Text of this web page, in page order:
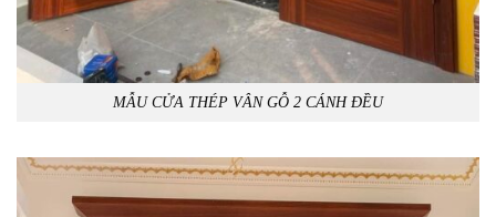
MẪU CỬA THÉP VÂN GỖ 2 CÁNH ĐỀU